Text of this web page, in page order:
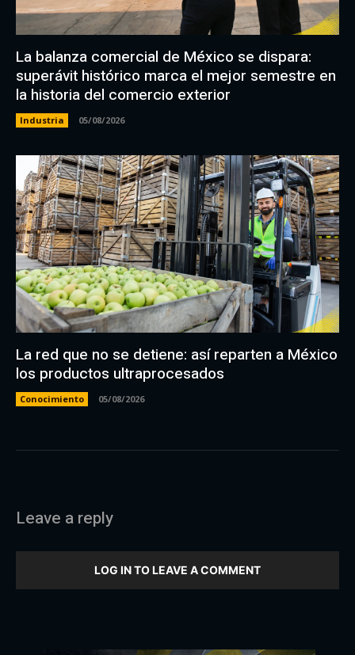
La balanza comercial de México se dispara:
superávit histórico marca el mejor semestre en
la historia del comercio exterior
Industria 05/08/2026
La red que no se detiene: así reparten a México
los productos ultraprocesados
Conocimiento 05/08/2026
Leave a reply
LOG IN TO LEAVE A COMMENT